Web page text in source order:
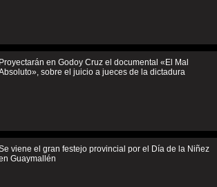
Proyectarán en Godoy Cruz el documental «El Mal
sobre el juicio a jueces de la dictadura
viene el gran festejo provincial por el Día de la Niñez
Guaymallén